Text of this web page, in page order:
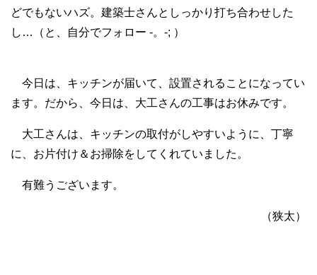
どでもないハズ。建築士さんとしっかり打ち合わせした
し…（と、自分でフォロー -。-; ）
今日は、キッチンが届いて、設置されることになってい
ます。だから、今日は、大工さんの工事はお休みです。
大工さんは、キッチンの取付がしやすいように、丁寧
に、お片付け＆お掃除をしてくれていました。
有難うございます。
（狭太）